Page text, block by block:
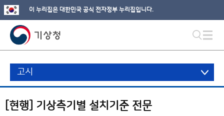
이 누리집은 대한민국 공식 전자정부 누리집입니다.
고시
[현행] 기상측기별 설치기준 전문